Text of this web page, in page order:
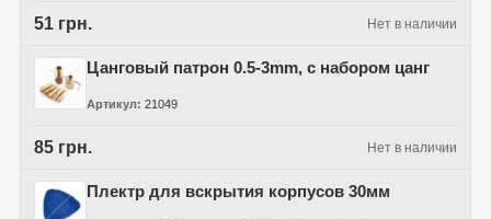
51 грн. Нет в наличии
Цанговый патрон 0.5-3mm, с набором цанг
Артикул 21049
85 грн. Нет в наличии
Плектр для вскрытия корпусов 30мм